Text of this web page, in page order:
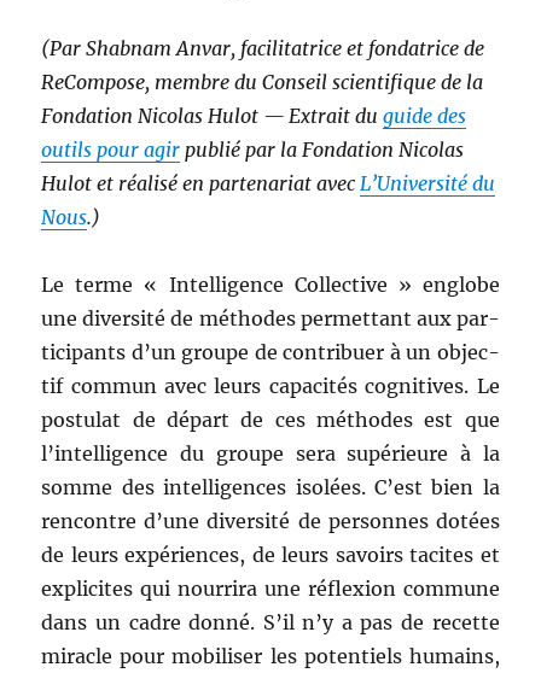
(Par Shab­nam Anvar, facil­i­ta­trice et fon­da­trice de
ReCom­pose, mem­bre du Con­seil sci­en­tifique de la
Fon­da­tion Nico­las Hulot — Extrait duguide des
out­ils pour agir pub­lié par la Fon­da­tion Nico­las
Hulot et réal­isé en parte­nar­i­at avecL’Université du
Nous.)
Le terme « Intel­li­gence Col­lec­tive » englobe
une diver­sité de méth­odes per­me­t­tant aux par­
tic­i­pants d’un groupe de con­tribuer à un objec­
tif com­mun avec leurs capac­ités cog­ni­tives. Le
pos­tu­lat de départ de ces méth­odes est que
l’intelligence du groupe sera supérieure à la
somme des intel­li­gences isolées. C’est bien la
ren­con­tre d’une diver­sité de per­son­nes dotées
de leurs expéri­ences, de leurs savoirs tacites et
explicites qui nour­ri­ra une réflex­ion com­mune
dans un cadre don­né. S’il n’y a pas de recette
mir­a­cle pour mobilis­er les poten­tiels humains,